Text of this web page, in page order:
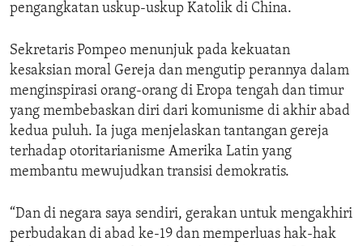
pengangkatan uskup-uskup Katolik di China.
Sekretaris Pompeo menunjuk pada kekuatan
kesaksian moral Gereja dan mengutip perannya dalam
menginspirasi orang-orang di Eropa tengah dan timur
yang membebaskan diri dari komunisme di akhir abad
kedua puluh. Ia juga menjelaskan tantangan gereja
terhadap otoritarianisme Amerika Latin yang
membantu mewujudkan transisi demokratis.
“Dan di negara saya sendiri, gerakan untuk mengakhiri
perbudakan di abad ke-19 dan memperluas hak-hak